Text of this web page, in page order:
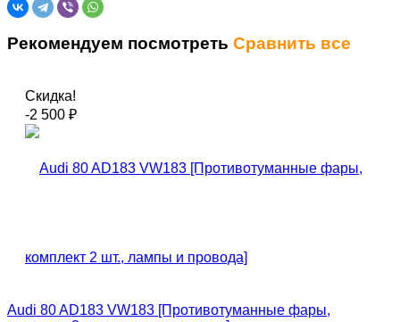
Рекомендуем посмотреть Сравнить все
Скидка!
-2 500 ₽
Audi 80 AD183 VW183 [Противотуманные фары,